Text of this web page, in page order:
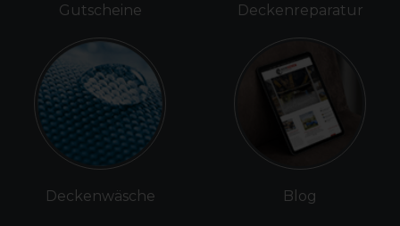
Gutscheine
Deckenwäsche
Deckenreparatur
Blog